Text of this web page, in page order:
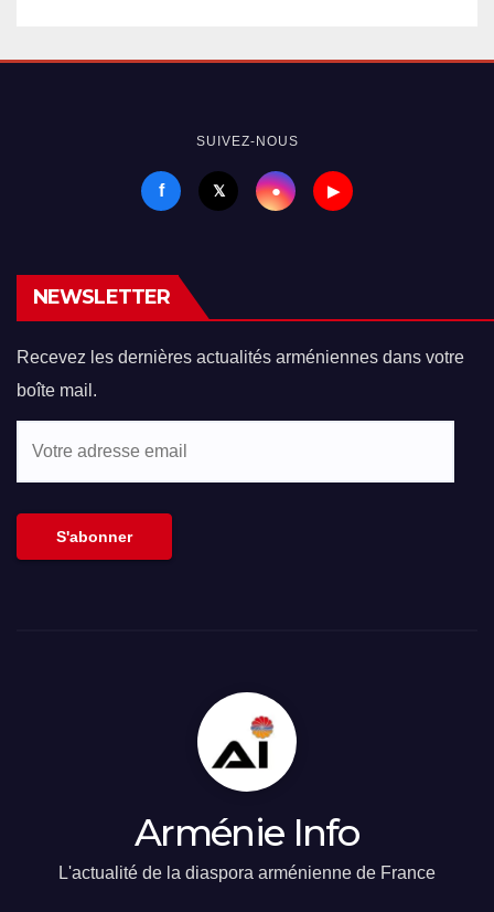
SUIVEZ-NOUS
f 𝕏 ● ▶
NEWSLETTER
Recevez les dernières actualités arméniennes dans votre
boîte mail.
S'abonner
Arménie Info
L'actualité de la diaspora arménienne de France